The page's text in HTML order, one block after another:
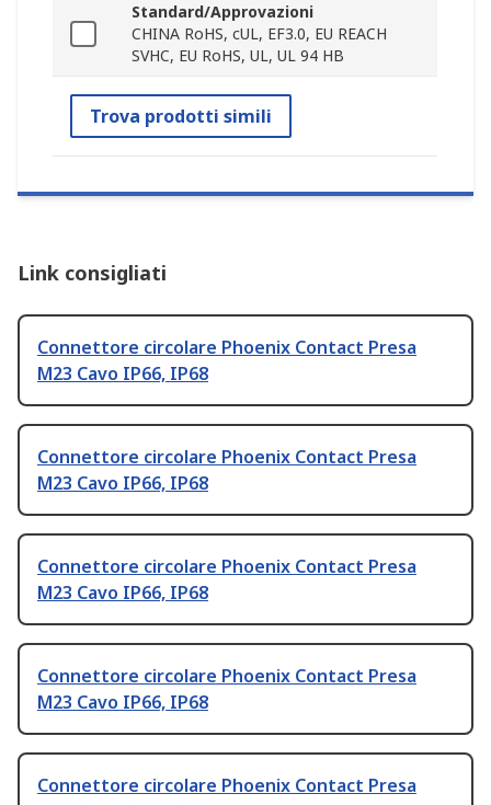
Standard/Approvazioni
CHINA RoHS, cUL, EF3.0, EU REACH
SVHC, EU RoHS, UL, UL 94 HB
Trova prodotti simili
Link consigliati
Connettore circolare Phoenix Contact Presa
M23 Cavo IP66, IP68
Connettore circolare Phoenix Contact Presa
M23 Cavo IP66, IP68
Connettore circolare Phoenix Contact Presa
M23 Cavo IP66, IP68
Connettore circolare Phoenix Contact Presa
M23 Cavo IP66, IP68
Connettore circolare Phoenix Contact Presa